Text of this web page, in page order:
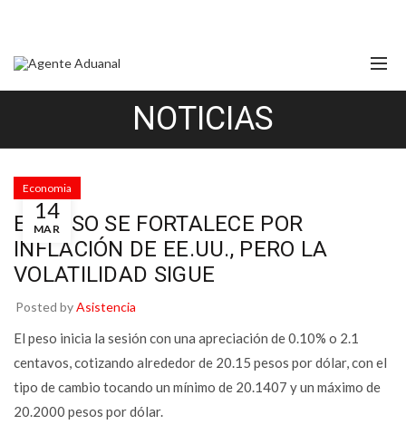
NOTICIAS
14
MAR
Economia
EL PESO SE FORTALECE POR
INFLACIÓN DE EE.UU., PERO LA
VOLATILIDAD SIGUE
Posted byAsistencia
El peso inicia la sesión con una apreciación de 0.10% o 2.1
centavos, cotizando alrededor de 20.15 pesos por dólar, con el
tipo de cambio tocando un mínimo de 20.1407 y un máximo de
20.2000 pesos por dólar.